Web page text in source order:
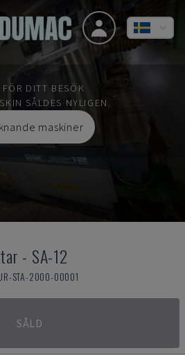
FÖR DITT BESÖK
SÅLDES NYLIGEN.
maskiner
- SA-12
STA-2000-00001
SÅLD